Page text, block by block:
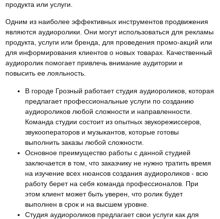
продукта или услуги.
Одним из наиболее эффективных инструментов продвижения
являются аудиоролики. Они могут использоваться для рекламы
продукта, услуги или бренда, для проведения промо-акций или
для информирования клиентов о новых товарах. Качественный
аудиоролик помогает привлечь внимание аудитории и
повысить ее лояльность.
В городе Грозный работает студия аудиороликов, которая
предлагает профессиональные услуги по созданию
аудиороликов любой сложности и направленности.
Команда студии состоит из опытных звукорежиссеров,
звукооператоров и музыкантов, которые готовы
выполнить заказы любой сложности.
Основное преимущество работы с данной студией
заключается в том, что заказчику не нужно тратить время
на изучение всех нюансов создания аудиороликов - всю
работу берет на себя команда профессионалов. При
этом клиент может быть уверен, что ролик будет
выполнен в срок и на высшем уровне.
Студия аудиороликов предлагает свои услуги как для